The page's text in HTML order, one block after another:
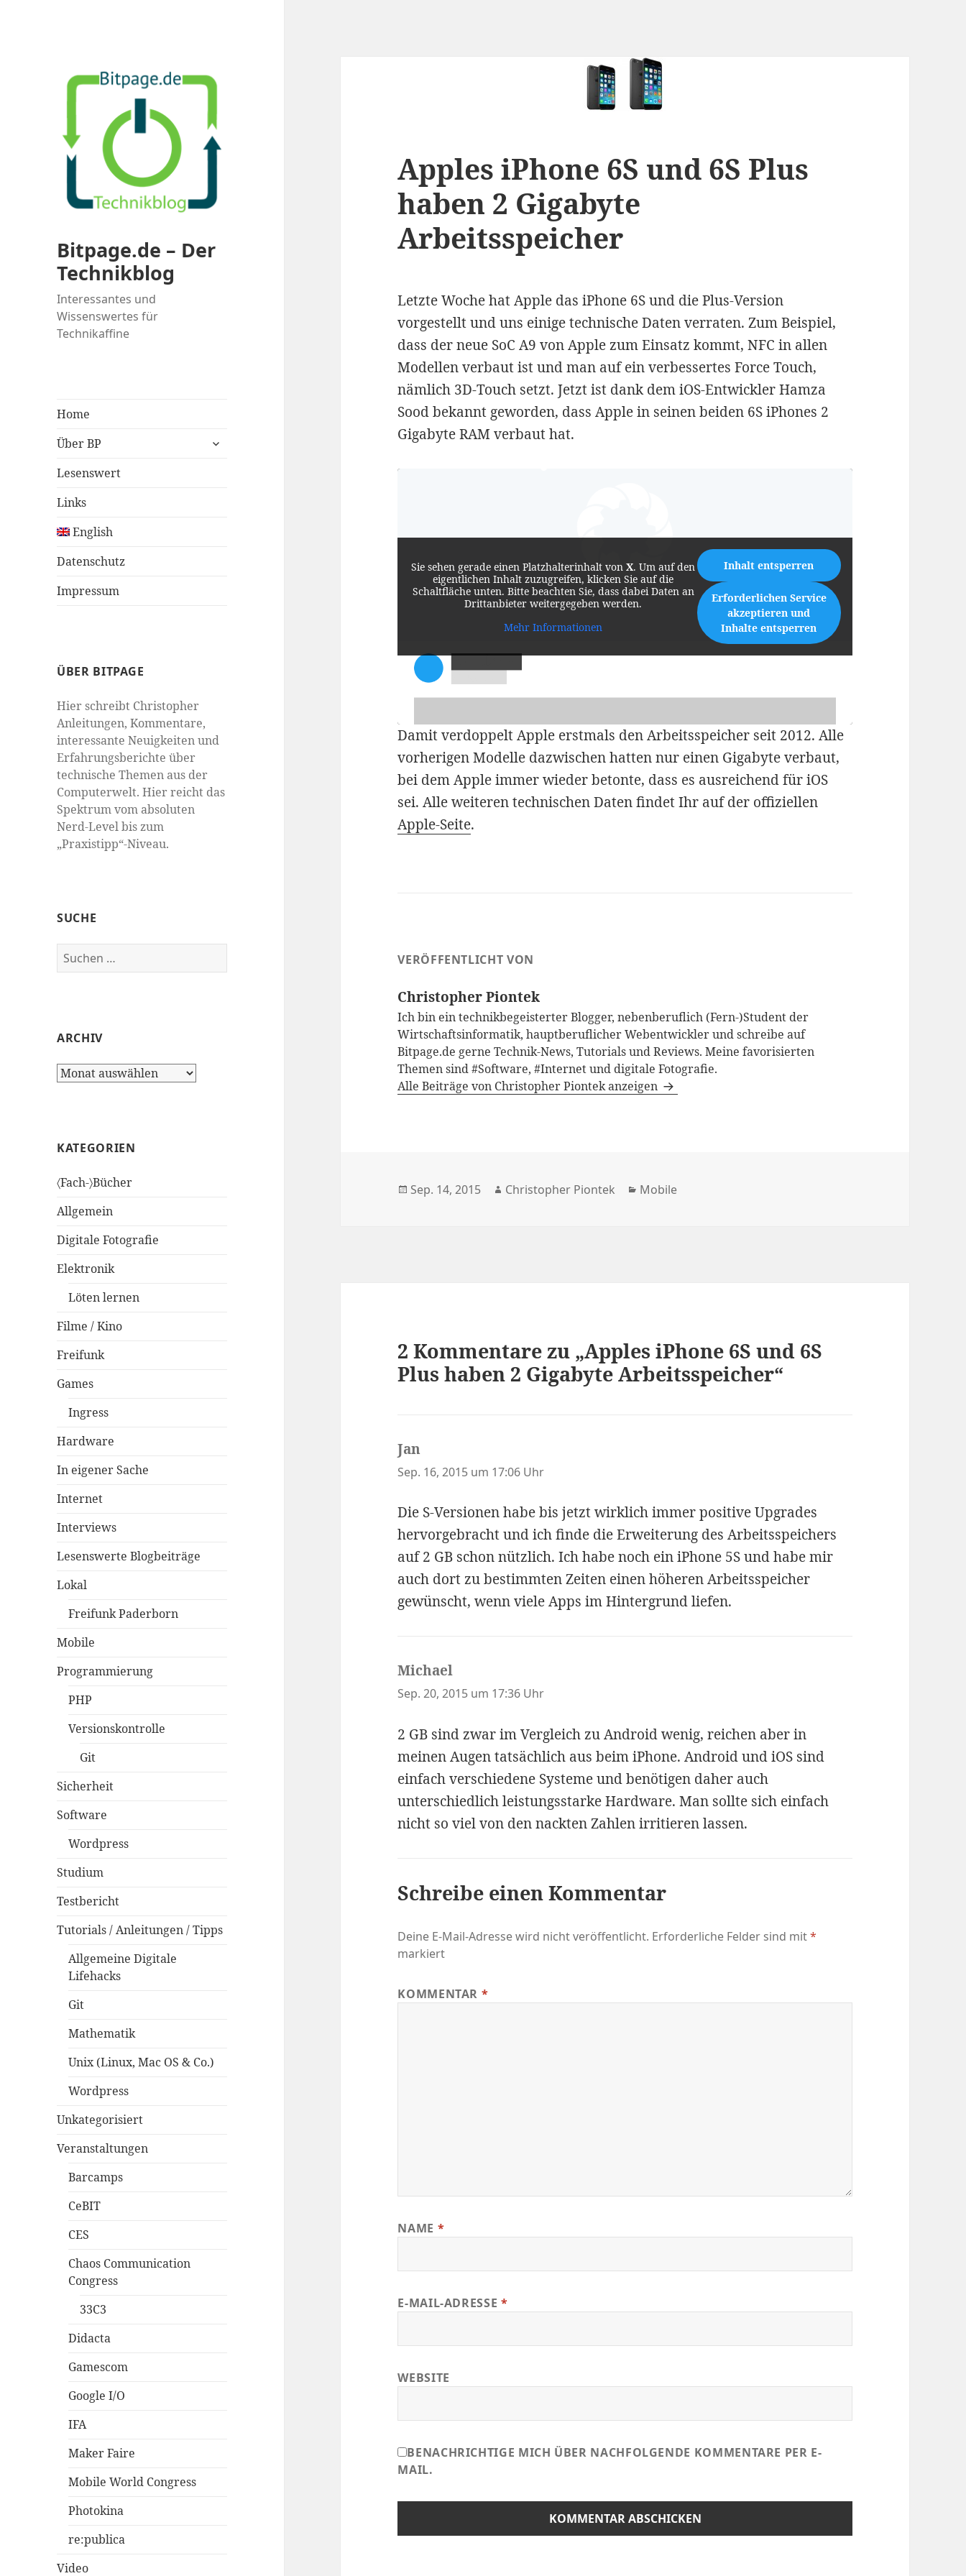
Bitpage.de – Der
Technikblog
Interessantes und
Wissenswertes für
Technikaffine
Home
Über BP
untermenü
Lesenswert
Links
English
Datenschutz
Impressum
ÜBER BITPAGE
Hier schreibt Christopher
Anleitungen, Kommentare,
interessante Neuigkeiten und
Erfahrungsberichte über
technische Themen aus der
Computerwelt. Hier reicht das
Spektrum vom absoluten
Nerd-Level bis zum
„Praxistipp“-Niveau.
SUCHE
Suchen
nach:
ARCHIV
Archiv
KATEGORIEN
〈Fach-〉Bücher
Allgemein
Digitale Fotografie
Elektronik
Löten lernen
Filme / Kino
Freifunk
Games
Ingress
Hardware
In eigener Sache
Internet
Interviews
Lesenswerte Blogbeiträge
Lokal
Freifunk Paderborn
Mobile
Programmierung
PHP
Versionskontrolle
Git
Sicherheit
Software
Wordpress
Studium
Testbericht
Tutorials / Anleitungen / Tipps
Allgemeine Digitale
Lifehacks
Git
Mathematik
Unix (Linux, Mac OS & Co.)
Wordpress
Unkategorisiert
Veranstaltungen
Barcamps
CeBIT
CES
Chaos Communication
Congress
33C3
Didacta
Gamescom
Google I/O
IFA
Maker Faire
Mobile World Congress
Photokina
re:publica
Video
Apples iPhone 6S und 6S Plus
haben 2 Gigabyte
Arbeitsspeicher
Letzte Woche hat Apple das iPhone 6S und die Plus-Version
vorgestellt und uns einige technische Daten verraten. Zum Beispiel,
dass der neue SoC A9 von Apple zum Einsatz kommt, NFC in allen
Modellen verbaut ist und man auf ein verbessertes Force Touch,
nämlich 3D-Touch setzt. Jetzt ist dank dem iOS-Entwickler Hamza
Sood bekannt geworden, dass Apple in seinen beiden 6S iPhones 2
Gigabyte RAM verbaut hat.
Sie sehen gerade einen Platzhalterinhalt vonX. Um auf den
eigentlichen Inhalt zuzugreifen, klicken Sie auf die
Schaltfläche unten. Bitte beachten Sie, dass dabei Daten an
Drittanbieter weitergegeben werden.
Mehr Informationen
Inhalt entsperren
Erforderlichen Service
akzeptieren und
Inhalte entsperren
Damit verdoppelt Apple erstmals den Arbeitsspeicher seit 2012. Alle
vorherigen Modelle dazwischen hatten nur einen Gigabyte verbaut,
bei dem Apple immer wieder betonte, dass es ausreichend für iOS
sei. Alle weiteren technischen Daten findet Ihr auf der offiziellen
Apple-Seite.
VERÖFFENTLICHT VON
Christopher Piontek
Ich bin ein technikbegeisterter Blogger, nebenberuflich (Fern-)Student der
Wirtschaftsinformatik, hauptberuflicher Webentwickler und schreibe auf
Bitpage.de gerne Technik-News, Tutorials und Reviews. Meine favorisierten
Themen sind #Software, #Internet und digitale Fotografie.
Alle Beiträge von Christopher Piontek anzeigen
Veröffentlicht
Sep. 14, 2015 Autor
Christopher Piontek Kategorien
Mobile
2 Kommentare zu „Apples iPhone 6S und 6S
Plus haben 2 Gigabyte Arbeitsspeicher“
Jan
Sep. 16, 2015 um 17:06 Uhr
Die S-Versionen habe bis jetzt wirklich immer positive Upgrades
hervorgebracht und ich finde die Erweiterung des Arbeitsspeichers
auf 2 GB schon nützlich. Ich habe noch ein iPhone 5S und habe mir
auch dort zu bestimmten Zeiten einen höheren Arbeitsspeicher
gewünscht, wenn viele Apps im Hintergrund liefen.
Michael
Sep. 20, 2015 um 17:36 Uhr
2 GB sind zwar im Vergleich zu Android wenig, reichen aber in
meinen Augen tatsächlich aus beim iPhone. Android und iOS sind
einfach verschiedene Systeme und benötigen daher auch
unterschiedlich leistungsstarke Hardware. Man sollte sich einfach
nicht so viel von den nackten Zahlen irritieren lassen.
Schreibe einen Kommentar
Deine E-Mail-Adresse wird nicht veröffentlicht. Erforderliche Felder sind mit*
markiert
KOMMENTAR *
NAME *
E-MAIL-ADRESSE *
WEBSITE
BENACHRICHTIGE MICH ÜBER NACHFOLGENDE KOMMENTARE PER E-
MAIL.